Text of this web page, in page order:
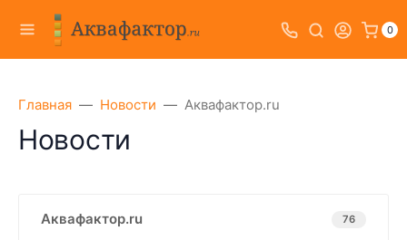
0
Главная Новости Аквафактор.ru
Новости
Аквафактор.ru 76